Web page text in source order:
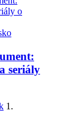
seriály
1.